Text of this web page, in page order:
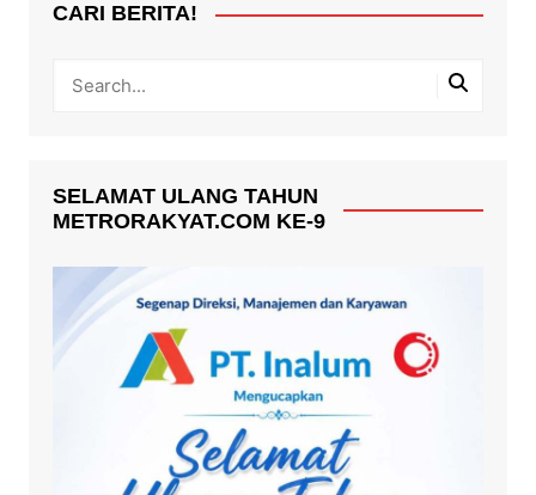
CARI BERITA!
SELAMAT ULANG TAHUN
METRORAKYAT.COM KE-9